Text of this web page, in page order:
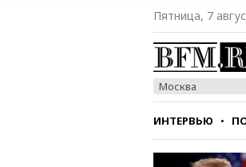
Пятница, 7
Москва
ИНТЕРВЬЮ
СТИЛЬ ТЕСТЫ